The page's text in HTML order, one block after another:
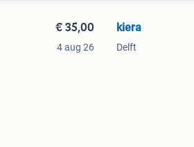
€ 35,00
4 aug 26
kiera
Delft